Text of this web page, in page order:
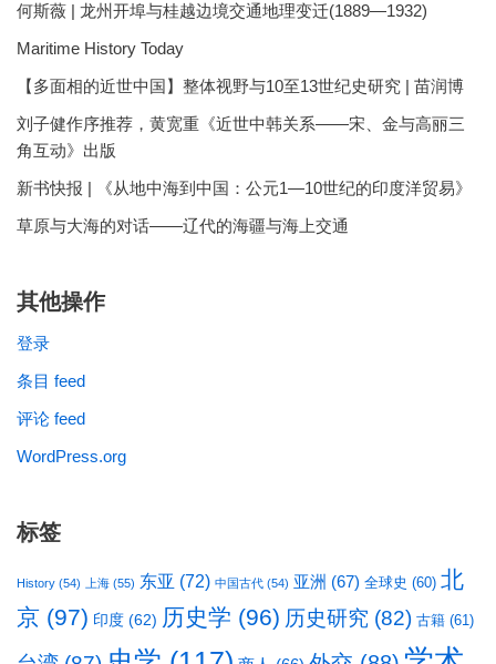
何斯薇 | 龙州开埠与桂越边境交通地理变迁(1889—1932)
Maritime History Today
【多面相的近世中国】整体视野与10至13世纪史研究 | 苗润博
刘子健作序推荐，黄宽重《近世中韩关系——宋、金与高丽三
角互动》出版
新书快报 | 《从地中海到中国：公元1—10世纪的印度洋贸易》
草原与大海的对话——辽代的海疆与海上交通
其他操作
登录
条目 feed
评论 feed
WordPress.org
标签
History (54) 上海 (55) 东亚 (72) 中国古代 (54) 亚洲 (67) 全球史 (60) 北
京 (97) 印度 (62) 历史学 (96) 历史研究 (82) 古籍 (61)